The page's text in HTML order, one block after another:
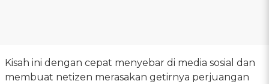
Kisah ini dengan cepat menyebar di media sosial dan
membuat netizen merasakan getirnya perjuangan